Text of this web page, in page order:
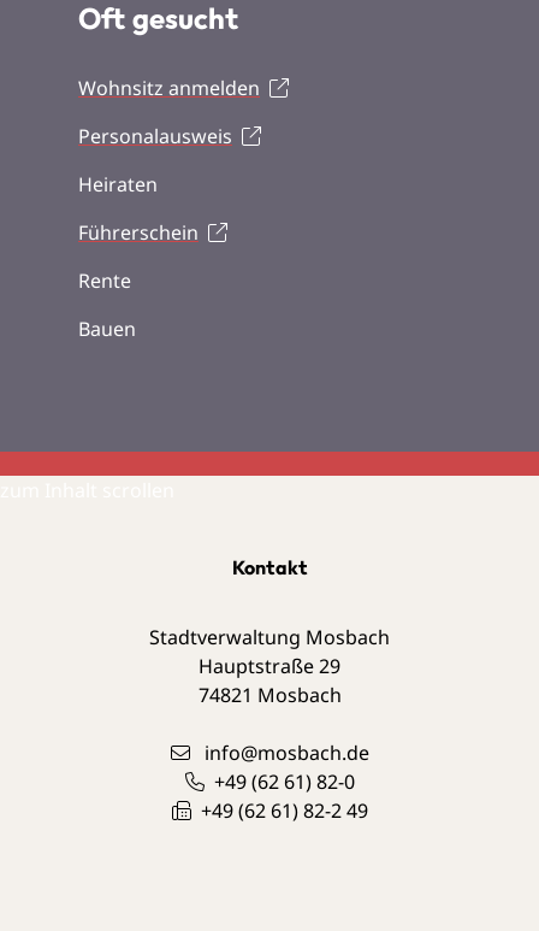
Oft gesucht
Wohnsitz anmelden
Personalausweis
Heiraten
Führerschein
Rente
Bauen
Kontakt
Stadtverwaltung Mosbach
Hauptstraße 29
74821 Mosbach
info@mosbach.de
+49 (62 61) 82-0
+49 (62 61) 82-2 49